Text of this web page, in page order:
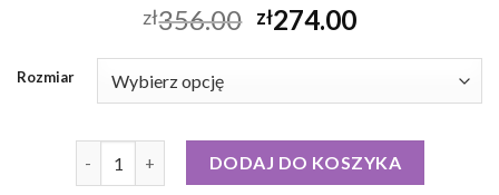
zł356.00 zł274.00
Rozmiar
ilość kurtka puchowa tatuumDODAJ DO KOSZYKA